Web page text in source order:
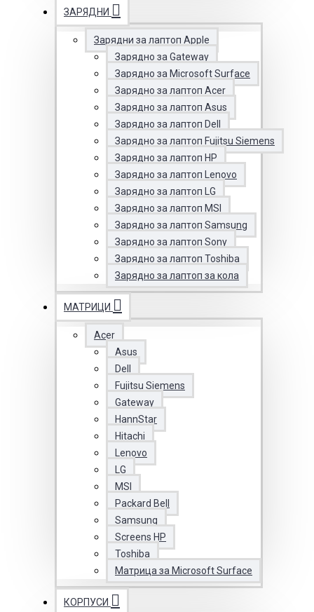
ЗАРЯДНИ
Зарядни за лаптоп Apple
Зарядно за Gateway
Зарядно за Microsoft Surface
Зарядно за лаптоп Acer
Зарядно за лаптоп Asus
Зарядно за лаптоп Dell
Зарядно за лаптоп Fujitsu Siemens
Зарядно за лаптоп HP
Зарядно за лаптоп Lenovo
Зарядно за лаптоп LG
Зарядно за лаптоп MSI
Зарядно за лаптоп Samsung
Зарядно за лаптоп Sony
Зарядно за лаптоп Toshiba
Зарядно за лаптоп за кола
МАТРИЦИ
Acer
Asus
Dell
Fujitsu Siemens
Gateway
HannStar
Hitachi
Lenovo
LG
MSI
Packard Bell
Samsung
Screens HP
Toshiba
Матрица за Microsoft Surface
КОРПУСИ